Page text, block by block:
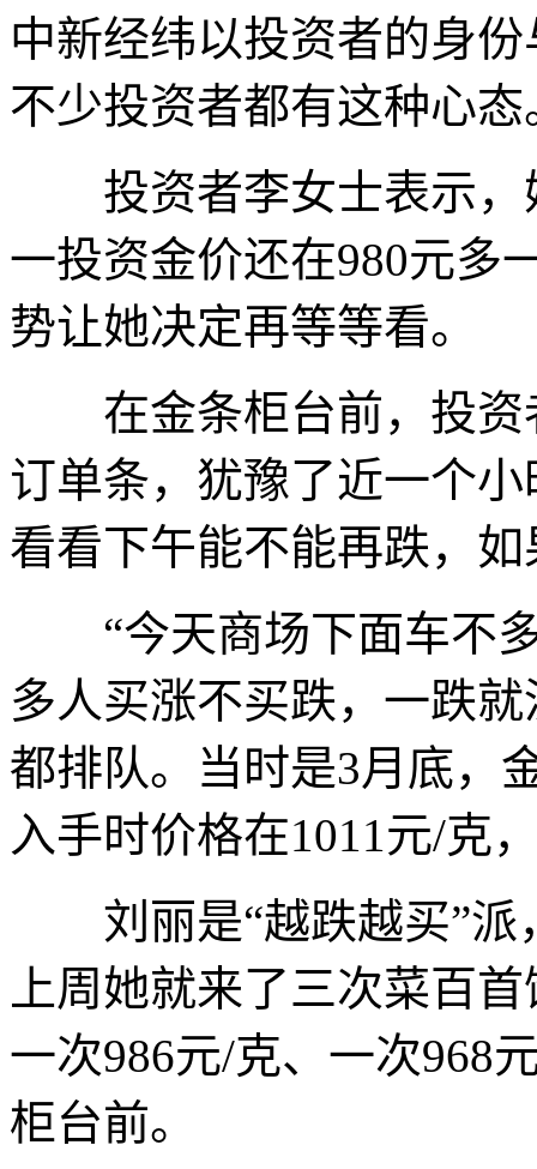
中新经纬以投资者的身
不少投资者都有这种心态
投资者李女士表示，
一投资金价还在980元多
势让她决定再等等看。
在金条柜台前，投资
订单条，犹豫了近一个
看看下午能不能再跌，
“今天商场下面车不多
多人买涨不买跌，一跌
都排队。当时是3月底，
入手时价格在1011元/克
刘丽是“越跌越买”派
上周她就来了三次菜百
一次986元/克、一次968
柜台前。